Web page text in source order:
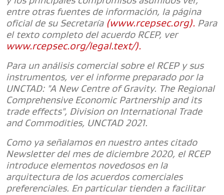
entre otras fuentes de información, la página
oficial de su Secretaría (www.rcepsec.org). Para
el texto completo del acuerdo RCEP, ver
www.rcepsec.org/legal.text/).
Para un análisis comercial sobre el RCEP y sus
instrumentos, ver el informe preparado por la
UNCTAD: "A New Centre of Gravity. The Regional
Comprehensive Economic Partnership and its
trade effects", Division on International Trade
and Commodities, UNCTAD 2021.
Como ya señalamos en nuestro antes citado
Newsletter del mes de diciembre 2020, el RCEP
introduce elementos novedosos en la
arquitectura de los acuerdos comerciales
preferenciales. En particular tienden a facilitar